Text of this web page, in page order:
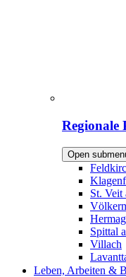
Regionale
Open
St. Veit
Spittal
Villach
Leben, Arbeiten &